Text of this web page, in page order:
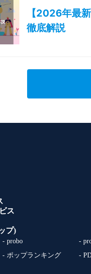
【2026年最
徹底解説
ス
プ)
- probo -
- ポップランキング -